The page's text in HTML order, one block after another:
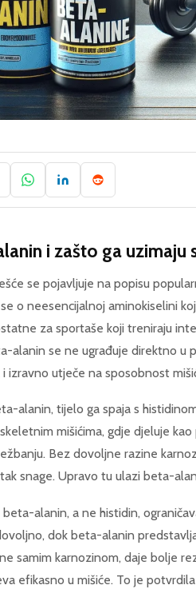
i zašto ga uzimaju
se pojavljuje na popisu
o neesencijalnoj aminokiselini
za sportaše koji treniraju
alanin se ne ugrađuje direktno u
izravno utječe na sposobnost
alanin, tijelo ga spaja s
mišićima, gdje djeluje
Bez dovoljne razine
snage. Upravo tu ulazi beta-
alanin, a ne histidin,
dok beta-alanin
samim karnozinom, daje bolje
efikasno u mišiće. To je